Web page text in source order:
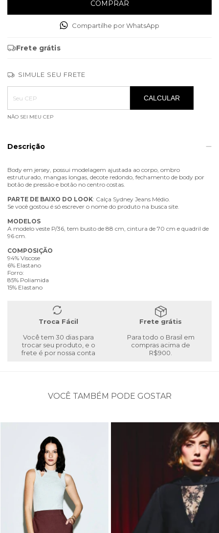
Compartilhe por WhatsApp
Frete grátis
SIMULE SEU FRETE
Entregas para o CEP:
ALTERAR CEP
CALCULAR
NÃO SEI MEU CEP
Descrição
Body em jersey, possui modelagem ajustada ao corpo, ombro
estruturado, mangas longas, decote redondo, fechamento de body por
botão de pressão e botão no centro costas.
PARTE DE BAIXO DO LOOK: Calça Sydney Jeans Médio.
Se você gostou é só escrever o nome do produto na busca site.
MODELOS
A modelo veste P/36, tem busto de 88 cm, cintura de 70 cm e quadril de
96 cm.
COMPOSIÇÃO
94% Viscose
6% Elastano
Forro:
85% Poliamida
15% Elastano
Troca Fácil
Você tem 30 dias para
trocar seu produto, e o
frete é por nossa conta
Frete grátis
Para todo o Brasil em
compras acima de
R$900.
VOCÊ TAMBÉM PODE GOSTAR